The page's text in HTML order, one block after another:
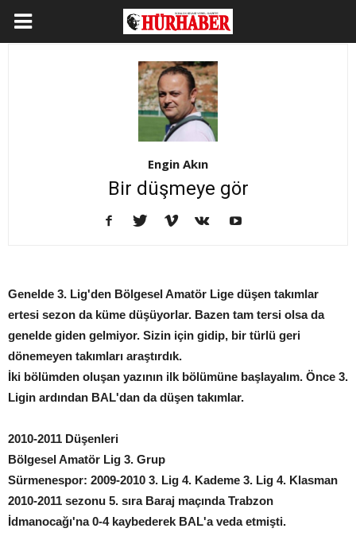
Engin Akın
Bir düşmeye gör
Genelde 3. Lig'den Bölgesel Amatör Lige düşen takımlar
ertesi sezon da küme düşüyorlar. Bazen tam tersi olsa da
genelde giden gelmiyor. Sizin için gidip, bir türlü geri
dönemeyen takımları araştırdık.
İki bölümden oluşan yazının ilk bölümüne başlayalım. Önce 3.
Ligin ardından BAL'dan da düşen takımlar.
2010-2011 Düşenleri
Bölgesel Amatör Lig 3. Grup
Sürmenespor: 2009-2010 3. Lig 4. Kademe 3. Lig 4. Klasman
2010-2011 sezonu 5. sıra Baraj maçında Trabzon
İdmanocağı'na 0-4 kaybederek BAL'a veda etmişti.